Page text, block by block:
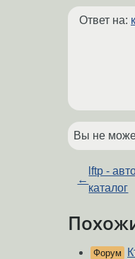
Ответ на:
Вы не
←
lftp -
каталог
Форум